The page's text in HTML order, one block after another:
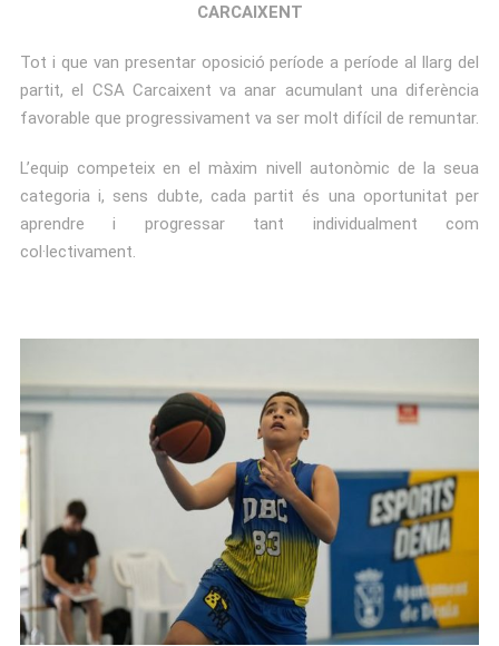
CARCAIXENT
Tot i que van presentar oposició període a període al llarg del
partit, el CSA Carcaixent va anar acumulant una diferència
favorable que progressivament va ser molt difícil de remuntar.
L’equip competeix en el màxim nivell autonòmic de la seua
categoria i, sens dubte, cada partit és una oportunitat per
aprendre i progressar tant individualment com
col·lectivament.